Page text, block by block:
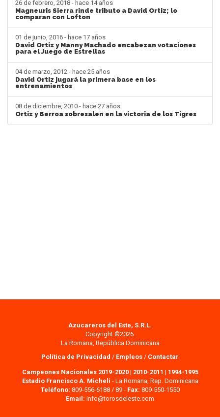
26 de febrero, 2018 - hace 14 años
Magneuris Sierra rinde tributo a David Ortiz; lo
comparan con Lofton
01 de junio, 2016 - hace 17 años
David Ortiz y Manny Machado encabezan votaciones
para el Juego de Estrellas
04 de marzo, 2012 - hace 25 años
David Ortiz jugará la primera base en los
entrenamientos
08 de diciembre, 2010 - hace 27 años
Ortiz y Berroa sobresalen en la victoria de los Tigres
Azucareros del Este, S.R.L.
Copyright ©2026.
La Romana, República Dominicana
Política de Privacidad / Empleos / Contactar
Campeones Nacionales 2019-2020| 2010-2011 | 1994-1995
Estadio Francisco A. Micheli - La Romana, Rep. Dominicana
Teléfono: 809-556-6188 / 89 - Fax: 809-550-1550
Email: info@torosdeleste.com